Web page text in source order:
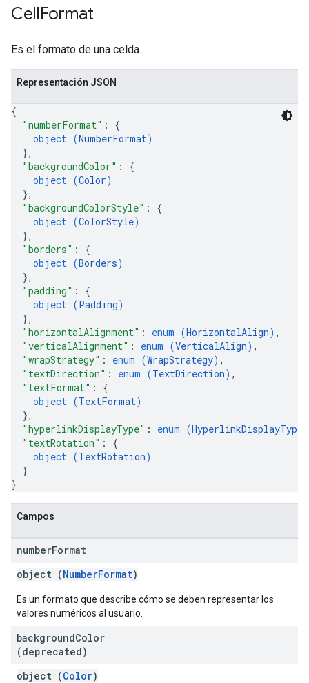
CellFormat
Es el formato de una celda.
Representación JSON
{
"numberFormat" : {
object (NumberFormat)
},
"backgroundColor" : {
object (Color)
},
"backgroundColorStyle" : {
object (ColorStyle)
},
"borders" : {
object (Borders)
},
"padding" : {
object (Padding)
},
"horizontalAlignment" : enum (HorizontalAlign) ,
"verticalAlignment" : enum (VerticalAlign) ,
"wrapStrategy" : enum (WrapStrategy) ,
"textDirection" : enum (TextDirection) ,
"textFormat" : {
object (TextFormat)
},
"hyperlinkDisplayType" : enum (HyperlinkDisplayType
"textRotation" : {
object (TextRotation)
}
}
Campos
numberFormat
object (NumberFormat)
Es un formato que describe cómo se deben representar los
valores numéricos al usuario.
backgroundColor
(deprecated)
object (Color)